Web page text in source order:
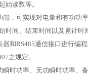
始读数等。
能，可实现对电量和有功功
时间、结束时间以及累计时
器和RS485通信接口进行编
之规定。
瞬时功率、无功瞬时功率、